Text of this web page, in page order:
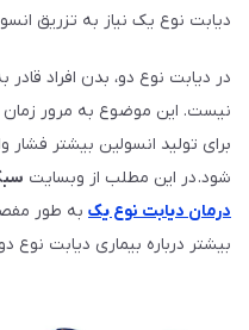
دیابت نوع یک نیاز به تزریق
در دیابت نوع دو، بدن افراد
نیست. این موضوع به مرور
برای تولید انسولین بیشتر
شود. در این مطلب از وبسایت
درمان دیابت نوع یک به طور
بیشتر درباره بیماری دیابت نوع